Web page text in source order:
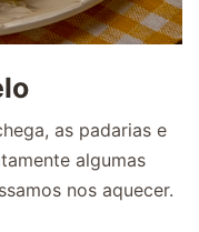
as padarias e
algumas
nos aquecer.